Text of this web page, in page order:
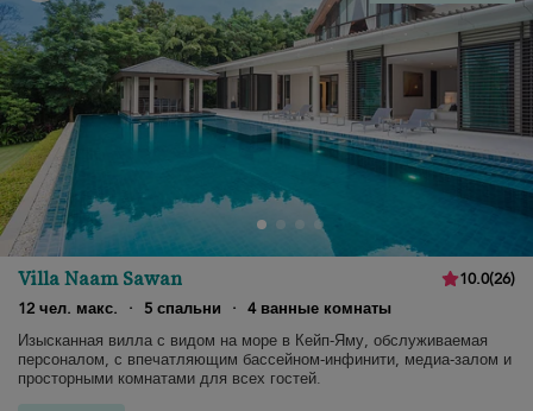
Villa Naam Sawan 10.0(26)
12 чел. макс.
· 5 спальни · 4 ванные комнаты
Изысканная вилла с видом на море в Кейп-Яму, обслуживаемая
персоналом, с впечатляющим бассейном-инфинити, медиа-залом и
просторными комнатами для всех гостей.